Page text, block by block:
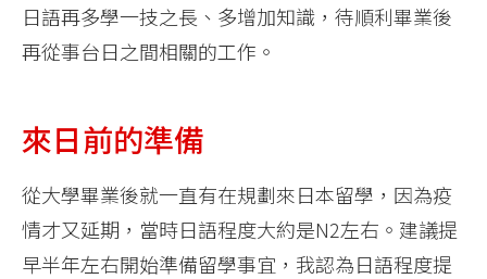
日語再多學一技之長、多增加知識，待順利畢業後
再從事台日之間相關的工作。
來日前的準備
從大學畢業後就一直有在規劃來日本留學，因為疫
情才又延期，當時日語程度大約是N2左右。建議提
早半年左右開始準備留學事宜，我認為日語程度提